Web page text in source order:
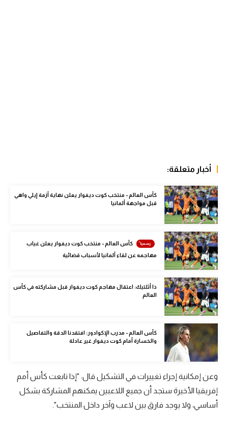
Gamers
ميركاتو
تحقيق في الجول
تقرير في الجول
تحليل في الجول
حكايات في الجول
كويز في الجول
فيديو في الجول
أخبار متعلقة:
كأس العالم - منتخب كوت ديفوار يعلن نهاية أزمة إيلي واهي
قبل مواجهة ألمانيا
كأس العالم - منتخب كوت ديفوار يعلن غياب
مهاجمه عن لقاء ألمانيا لأسباب قضائية
ذا أثلتيك: اعتقال مهاجم كوت ديفوار قبل مشاركته في كأس
العالم
كأس العالم - مدرب الإكوادور: افتقدنا الدقة والتفاصيل
والخسارة أمام كوت ديفوار غير عادلة
وعن إمكانية إجراء تغييرات في التشكيل قال: "إذا تابعت كأس أمم
إفريقيا الأخيرة ستجد أن جميع اللاعبين يمكنهم المشاركة بشكل
أساسي، ولا يوجد فارق بين لاعب وآخر داخل المنتخب".